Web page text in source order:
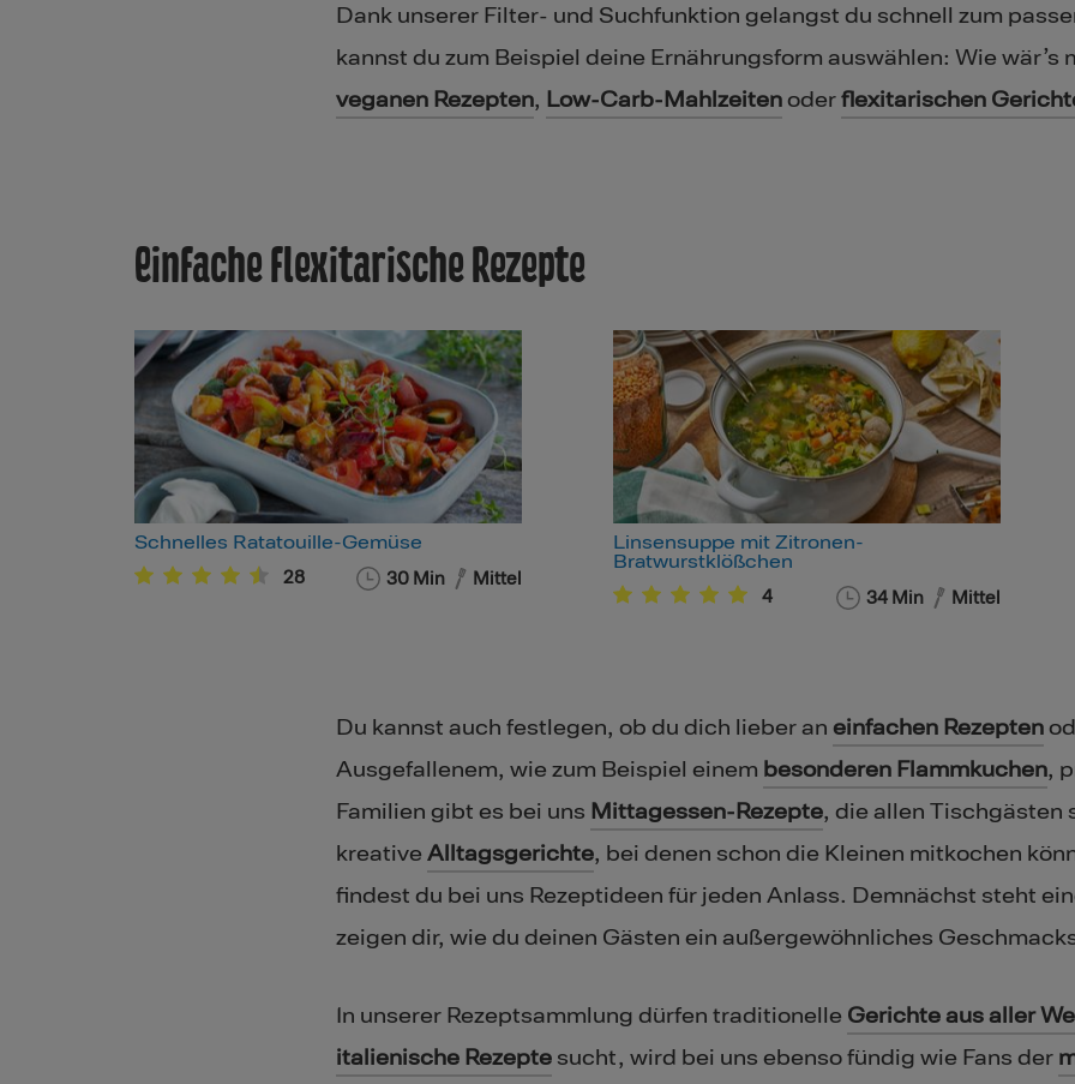
Dank unserer Filter- und Suchfunktion gelangst du schnell zum
kannst du zum Beispiel deine Ernährungsform auswählen: Wie wär’s
veganen Rezepten, Low-Carb-Mahlzeitenoderflexitarischen
Einfache flexitarische Rezepte
Schnelles Ratatouille-Gemüse
28 30 Min Mittel
Linsensuppe mit Zitronen-
Bratwurstklößchen
4 34 Min Mittel
Du kannst auch festlegen, ob du dich lieber an einfachen Rezepten
Ausgefallenem, wie zum Beispiel einem besonderen Flammkuchen,
Familien gibt es bei uns Mittagessen-Rezepte, die allen Tischgästen
kreative Alltagsgerichte, bei denen schon die Kleinen mitkochen
findest du bei uns Rezeptideen für jeden Anlass. Demnächst steht
zeigen dir, wie du deinen Gästen ein außergewöhnliches
In unserer Rezeptsammlung dürfen traditionelle Gerichte aus aller
italienische Rezepte sucht, wird bei uns ebenso fündig wie Fans der